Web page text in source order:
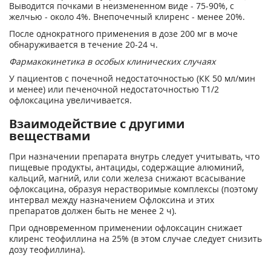
Выводится почками в неизмененном виде - 75-90%, с
желчью - около 4%. Внепочечный клиренс - менее 20%.
После однократного применения в дозе 200 мг в моче
обнаруживается в течение 20-24 ч.
Фармакокинетика в особых клинических случаях
У пациентов с почечной недостаточностью (КК 50 мл/мин
и менее) или печеночной недостаточностью T1/2
офлоксацина увеличивается.
Взаимодействие с другими
веществами
При назначении препарата внутрь следует учитывать, что
пищевые продукты, антациды, содержащие алюминий,
кальций, магний, или соли железа снижают всасывание
офлоксацина, образуя нерастворимые комплексы (поэтому
интервал между назначением Офлоксина и этих
препаратов должен быть не менее 2 ч).
При одновременном применении офлоксацин снижает
клиренс теофиллина на 25% (в этом случае следует снизить
дозу теофиллина).